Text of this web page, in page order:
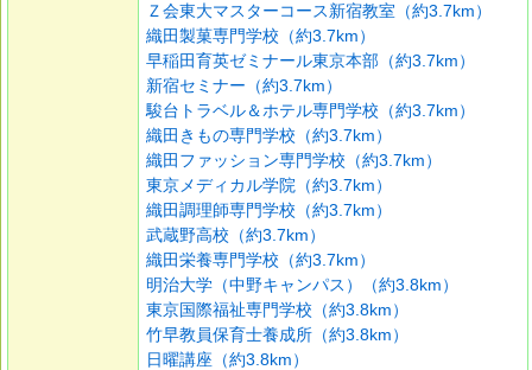
Ｚ会東大マスターコース新宿教室（約3.7km）
織田製菓専門学校（約3.7km）
早稲田育英ゼミナール東京本部（約3.7km）
新宿セミナー（約3.7km）
駿台トラベル＆ホテル専門学校（約3.7km）
織田きもの専門学校（約3.7km）
織田ファッション専門学校（約3.7km）
東京メディカル学院（約3.7km）
織田調理師専門学校（約3.7km）
武蔵野高校（約3.7km）
織田栄養専門学校（約3.7km）
明治大学（中野キャンパス）（約3.8km）
東京国際福祉専門学校（約3.8km）
竹早教員保育士養成所（約3.8km）
日曜講座（約3.8km）